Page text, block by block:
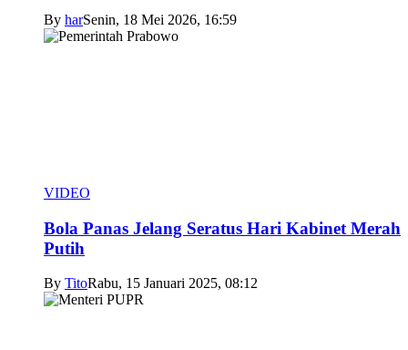
By harSenin, 18 Mei 2026, 16:59
VIDEO
Bola Panas Jelang Seratus Hari Kabinet Merah
Putih
By TitoRabu, 15 Januari 2025, 08:12